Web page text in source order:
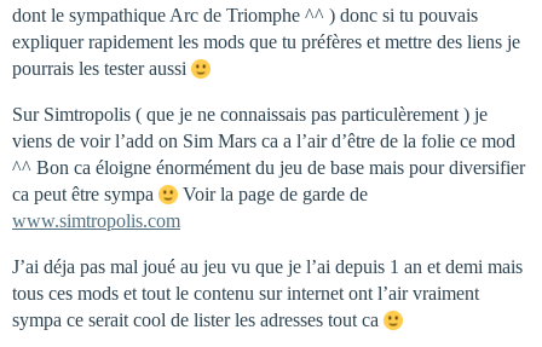
dont le sympathique Arc de Triomphe ^^ ) donc si tu pouvais
expliquer rapidement les mods que tu préfères et mettre des liens je
pourrais les tester aussi
Sur Simtropolis ( que je ne connaissais pas particulèrement ) je
viens de voir l’add on Sim Mars ca a l’air d’être de la folie ce mod
^^ Bon ca éloigne énormément du jeu de base mais pour diversifier
ca peut être sympa
Voir la page de garde de
www.simtropolis.com
J’ai déja pas mal joué au jeu vu que je l’ai depuis 1 an et demi mais
tous ces mods et tout le contenu sur internet ont l’air vraiment
sympa ce serait cool de lister les adresses tout ca